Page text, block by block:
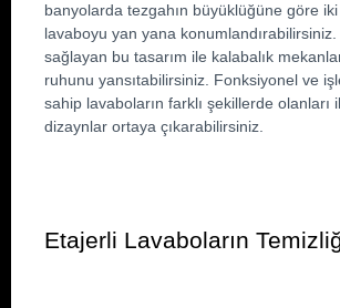
banyolarda tezgahın büyüklüğüne göre
lavaboyu yan yana konumlandırabilirsiniz.
sağlayan bu tasarım ile kalabalık
ruhunu yansıtabilirsiniz. Fonksiyonel ve
sahip lavaboların farklı şekillerde olanları
dizaynlar ortaya çıkarabilirsiniz.
Etajerli Lavaboların